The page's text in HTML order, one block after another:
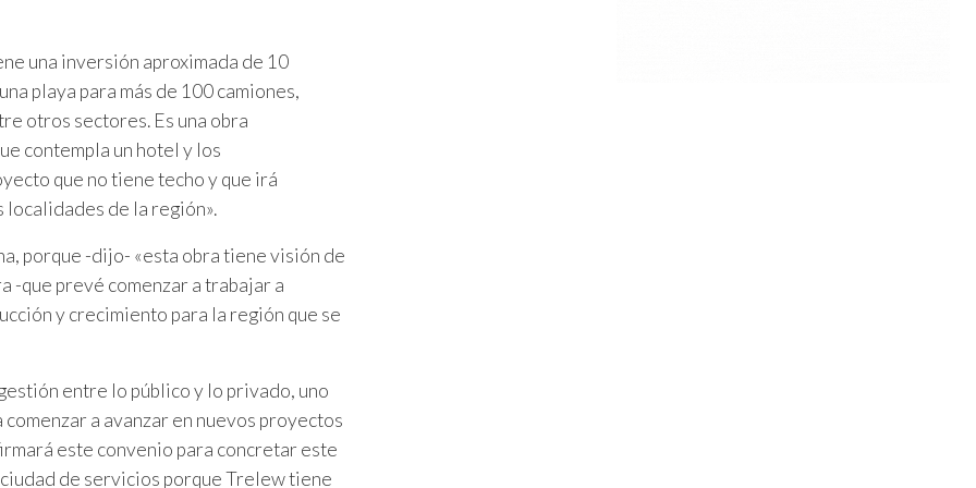
una inversión aproximada de 10
playa para más de 100 camiones,
otros sectores. Es una obra
contempla un hotel y los
que no tiene techo y que irá
localidades de la región».
porque -dijo- «esta obra tiene visión de
-que prevé comenzar a trabajar a
y crecimiento para la región que se
entre lo público y lo privado, uno
a avanzar en nuevos proyectos
este convenio para concretar este
de servicios porque Trelew tiene